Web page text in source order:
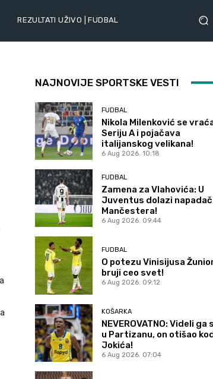
REZULTATI UŽIVO | FUDBAL
NAJNOVIJE SPORTSKE VESTI
FUDBAL
Nikola Milenković se
Seriju A i pojačava
italijanskog velikana!
6 Aug 2026. 10:18
FUDBAL
Zamena za Vlahovića: U
Juventus dolazi napadač
Mančestera!
6 Aug 2026. 09:44
FUDBAL
O potezu Vinisijusa
bruji ceo svet!
6 Aug 2026. 09:12
KOŠARKA
NEVEROVATNO: Videli ga
u Partizanu, on otišao
Jokića!
6 Aug 2026. 07:04